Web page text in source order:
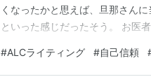
くなったかと思えば、旦那さん
といった感じだったそう。 お医
す。 そしてまた私に連絡があり
いう事で講座再開しました。 で
#ALCライティング #自己信頼